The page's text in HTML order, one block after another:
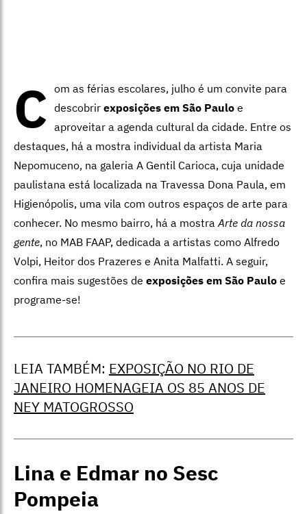
C om as férias escolares, julho é um convite para
descobrir exposições em São Paulo e
aproveitar a agenda cultural da cidade. Entre os
destaques, há a mostra individual da artista Maria
Nepomuceno, na galeria A Gentil Carioca, cuja unidade
paulistana está localizada na Travessa Dona Paula, em
Higienópolis, uma vila com outros espaços de arte para
conhecer. No mesmo bairro, há a mostra Arte da nossa
gente, no MAB FAAP, dedicada a artistas como Alfredo
Volpi, Heitor dos Prazeres e Anita Malfatti. A seguir,
confira mais sugestões de exposições em São Paulo e
programe-se!
LEIA TAMBÉM: EXPOSIÇÃO NO RIO DE
JANEIRO HOMENAGEIA OS 85 ANOS DE
NEY MATOGROSSO
Lina e Edmar no Sesc
Pompeia